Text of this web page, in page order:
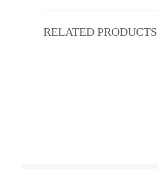
RELATED PRODUCTS